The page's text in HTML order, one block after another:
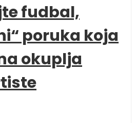
fudbal,
poruka koja
okuplja